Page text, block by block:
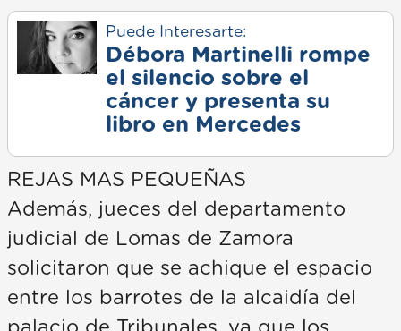
Puede Interesarte:
Débora Martinelli rompe
el silencio sobre el
cáncer y presenta su
libro en Mercedes
REJAS MAS PEQUEÑAS
Además, jueces del departamento
judicial de Lomas de Zamora
solicitaron que se achique el espacio
entre los barrotes de la alcaidía del